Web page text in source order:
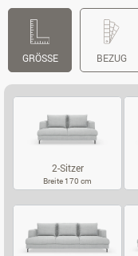
GRÖSSE BEZUG
2-Sitzer
Breite 170 cm